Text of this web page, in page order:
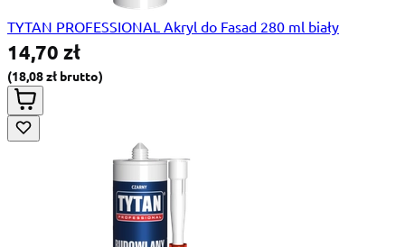
TYTAN PROFESSIONAL Akryl do Fasad 280 ml biały
Special Price
18,08 zł
14,70 zł